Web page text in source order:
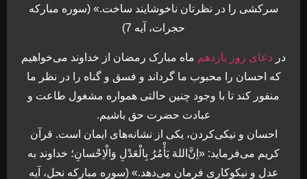
سركشی را در نظرتان ناخوشايند ساخت.» (سوره مباركه
حجرات، آيه 7)
در دعای روز يازدهم ماه مبارک رمضان از خداوند می‌خواهيم
که احسان را محبوب ما گرداند و فسق و گناه را در نظر ما
منفور کند تا با وجود چنين حالتی همواره مشغول طاعت و
عبادت حضرت حق باشيم.
احسان و نيكی‌كردن، يكی از نشانه‌های ايمان است. قرآن
كريم می‌فرمايد: «اِنَّ‌اللهَ يَأْمُرُ بِالْعَدْلِ وَالْاِحْسانِ؛ خداوند به
عدل و نيكوكاری فرمان می‌دهد.» (سوره مباركه نحل، آيه